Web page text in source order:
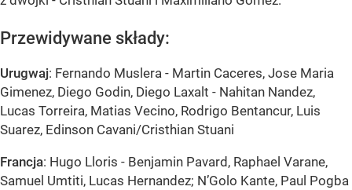
Przewidywane składy:
Urugwaj: Fernando Muslera - Martin Caceres, Jose Maria
Gimenez, Diego Godin, Diego Laxalt - Nahitan Nandez,
Lucas Torreira, Matias Vecino, Rodrigo Bentancur, Luis
Suarez, Edinson Cavani/Cristhian Stuani
Francja: Hugo Lloris - Benjamin Pavard, Raphael Varane,
Samuel Umtiti, Lucas Hernandez; N’Golo Kante, Paul Pogba